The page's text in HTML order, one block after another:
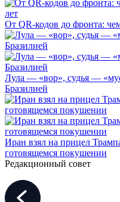
От QR-кодов до фронта:
Лула — «вор», судья —
Бразилией
Иран взял на прицел
готовящемся покушении
Редакционный совет